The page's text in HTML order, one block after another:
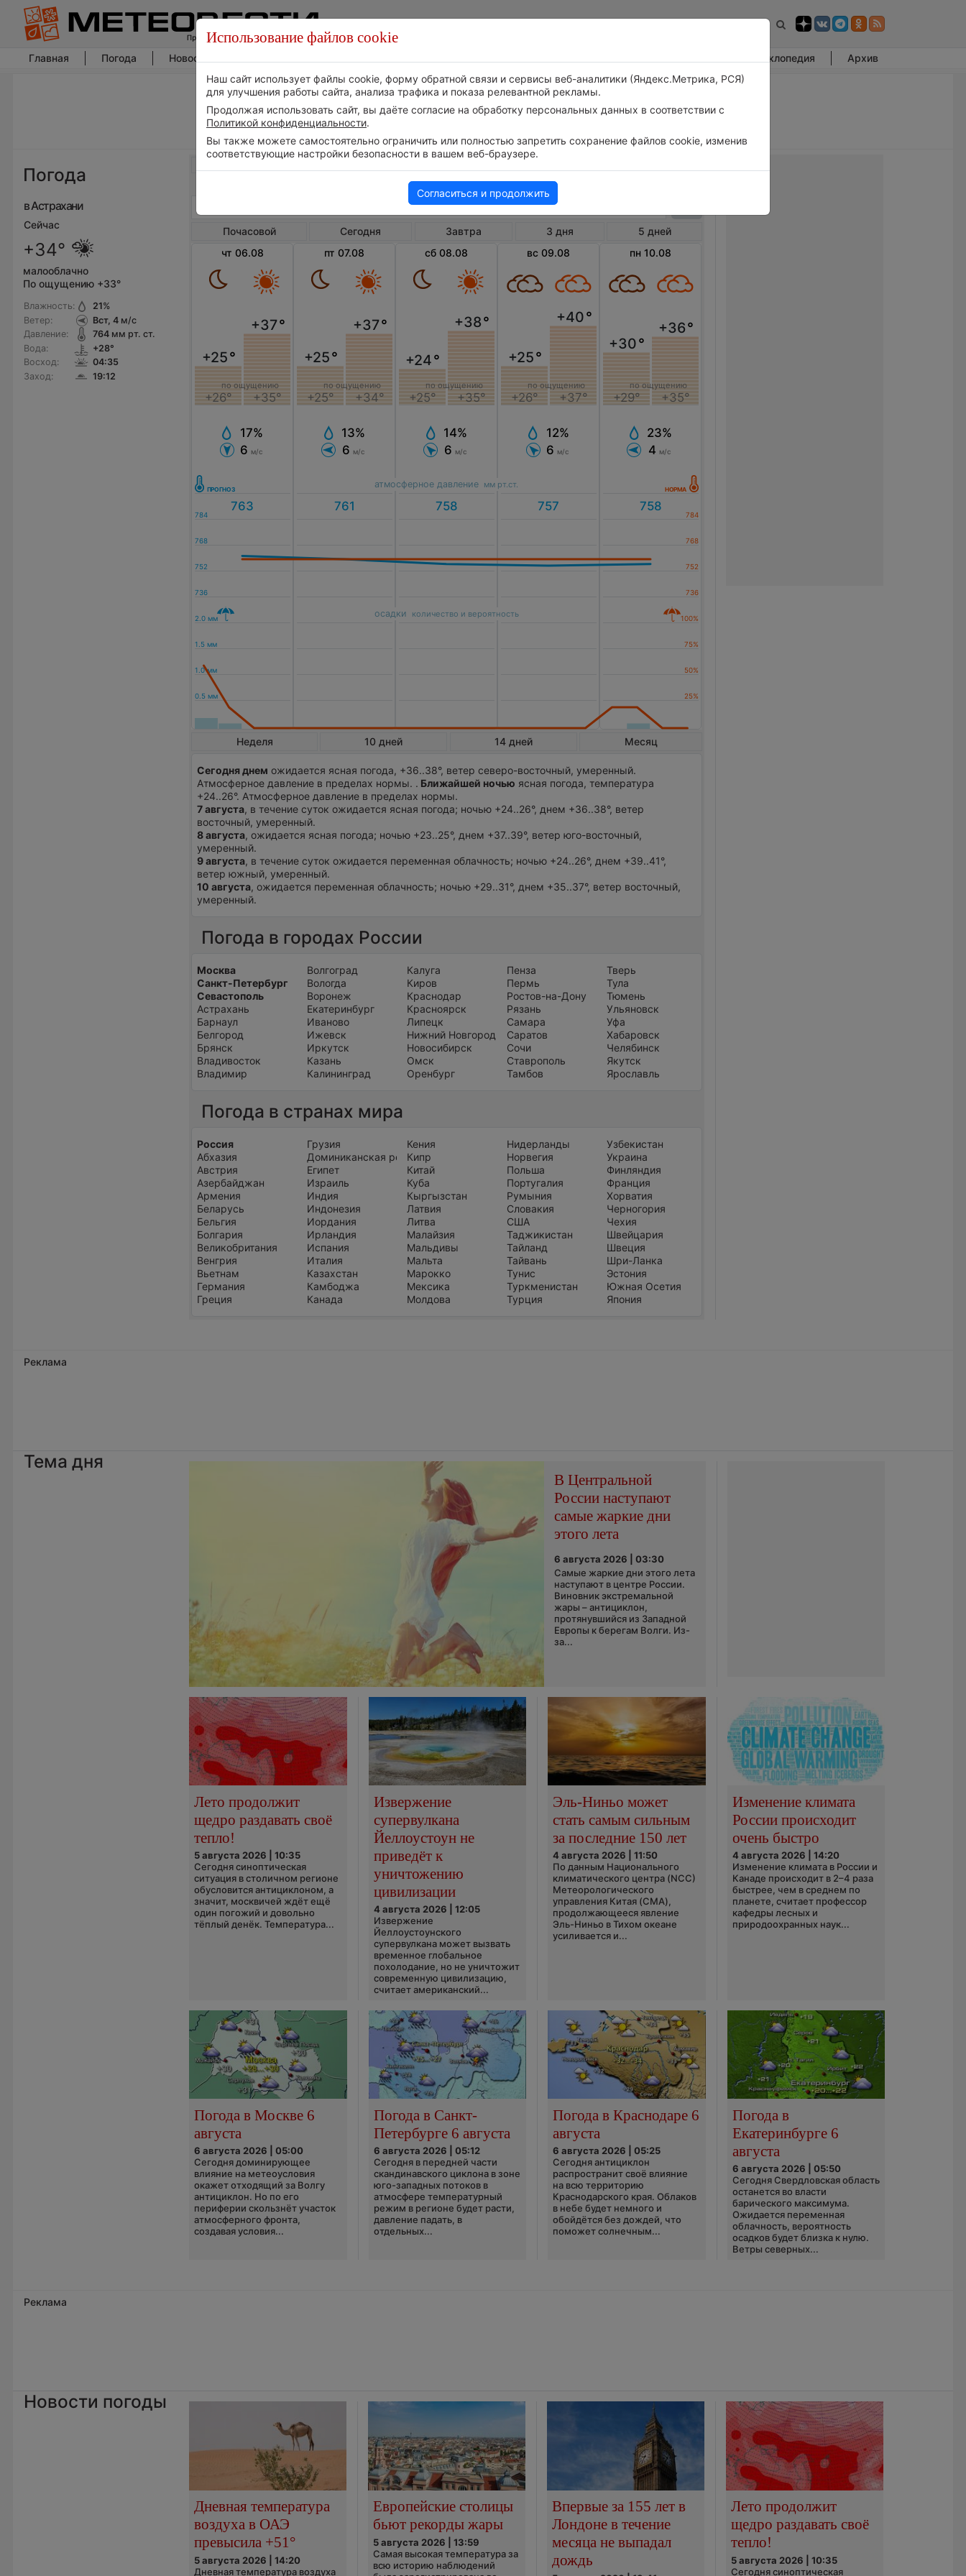
Главная Погода Новости погоды Энциклопедия Архив
Погода
в Астрахани
Сейчас
+34°
малооблачно
По ощущению +33°
Влажность:
Ветер:
Давление:
Вода:
Восход:
Заход:
21%
Вст, 4м/с
764мм рт. ст.
+28°
04:35
19:12
Погода в Астрахани
Почасовой Сегодня Завтра 3 дня
5 дней
чт 06.08
+25°
+26°
+37°
+35°
по ощущению
17%
6 м/с
пт 07.08
+25°
+25°
+37°
+34°
по ощущению
13%
6 м/с
сб 08.08
+24°
+25°
+38°
+35°
по ощущению
14%
6 м/с
вс 09.08
+25°
+26°
+40°
+37°
по ощущению
12%
6 м/с
пн 10.08
+30°
+29°
+36°
+35°
по ощущению
23%
4 м/с
атмосферное давление мм рт.ст.
осадки количество и вероятность
Неделя 10 дней 14 дней Месяц
Сегодня днем ожидается ясная погода, +36..38°, ветер северо-восточный, умеренный.
Атмосферное давление в пределах нормы. . Ближайшей ночью ясная погода, температура
+24..26°. Атмосферное давление в пределах нормы.
7 августа, в течение суток ожидается ясная погода; ночью +24..26°, днем +36..38°, ветер
восточный, умеренный.
8 августа, ожидается ясная погода; ночью +23..25°, днем +37..39°, ветер юго-восточный,
умеренный.
9 августа, в течение суток ожидается переменная облачность; ночью +24..26°, днем +39..41°,
ветер южный, умеренный.
10 августа, ожидается переменная облачность; ночью +29..31°, днем +35..37°, ветер восточный,
умеренный.
Погода в городах России
Москва
Санкт-Петербург
Севастополь
Астрахань
Барнаул
Белгород
Брянск
Владивосток
Владимир
Волгоград
Вологда
Воронеж
Екатеринбург
Иваново
Ижевск
Иркутск
Казань
Калининград
Калуга
Киров
Краснодар
Красноярск
Липецк
Нижний Новгород
Новосибирск
Омск
Оренбург
Пенза
Пермь
Ростов-на-Дону
Рязань
Самара
Саратов
Сочи
Ставрополь
Тамбов
Тверь
Тула
Тюмень
Ульяновск
Уфа
Хабаровск
Челябинск
Якутск
Ярославль
Погода в странах мира
Россия
Абхазия
Австрия
Азербайджан
Армения
Беларусь
Бельгия
Болгария
Великобритания
Венгрия
Вьетнам
Германия
Греция
Грузия
Доминиканская республика
Египет
Израиль
Индия
Индонезия
Иордания
Ирландия
Испания
Италия
Казахстан
Камбоджа
Канада
Кения
Кипр
Китай
Куба
Кыргызстан
Латвия
Литва
Малайзия
Мальдивы
Мальта
Марокко
Мексика
Молдова
Нидерланды
Норвегия
Польша
Португалия
Румыния
Словакия
США
Таджикистан
Тайланд
Тайвань
Тунис
Туркменистан
Турция
Узбекистан
Украина
Финляндия
Франция
Хорватия
Черногория
Чехия
Швейцария
Швеция
Шри-Ланка
Эстония
Южная Осетия
Япония
Реклама
Тема дня
В Центральной
России наступают
самые жаркие дни
этого лета
6 августа 2026 | 03:30
Самые жаркие дни этого лета
наступают в центре России.
Виновник экстремальной
жары – антициклон,
протянувшийся из Западной
Европы к берегам Волги. Из-
за...
Лето продолжит
щедро раздавать своё
тепло!
5 августа 2026 | 10:35
Сегодня синоптическая
ситуация в столичном регионе
обусловится антициклоном, а
значит, москвичей ждёт ещё
один погожий и довольно
тёплый денёк. Температура...
Извержение
супервулкана
Йеллоустоун не
приведёт к
уничтожению
цивилизации
4 августа 2026 | 12:05
Извержение
Йеллоустоунского
супервулкана может вызвать
временное глобальное
похолодание, но не уничтожит
современную цивилизацию,
считает американский...
Эль-Ниньо может
стать самым сильным
за последние 150 лет
4 августа 2026 | 11:50
По данным Национального
климатического центра (NCC)
Метеорологического
управления Китая (CMA),
продолжающееся явление
Эль-Ниньо в Тихом океане
усиливается и...
Изменение климата
России происходит
очень быстро
4 августа 2026 | 14:20
Изменение климата в России и
Канаде происходит в 2–4 раза
быстрее, чем в среднем по
планете, считает профессор
кафедры лесных и
природоохранных наук...
Погода в Москве 6
августа
6 августа 2026 | 05:00
Сегодня доминирующее
влияние на метеоусловия
окажет отходящий за Волгу
антициклон. Но по его
периферии скользнёт участок
атмосферного фронта,
создавая условия...
Погода в Санкт-
Петербурге 6 августа
6 августа 2026 | 05:12
Сегодня в передней части
скандинавского циклона в зоне
юго-западных потоков в
атмосфере температурный
режим в регионе будет расти,
давление падать, в
отдельных...
Погода в Краснодаре 6
августа
6 августа 2026 | 05:25
Сегодня антициклон
распространит своё влияние
на всю территорию
Краснодарского края. Облаков
в небе будет немного и
обойдётся без дождей, что
поможет солнечным...
Погода в
Екатеринбурге 6
августа
6 августа 2026 | 05:50
Сегодня Свердловская область
останется во власти
барического максимума.
Ожидается переменная
облачность, вероятность
осадков будет близка к нулю.
Ветры северных...
Реклама
Новости погоды
Дневная температура
воздуха в ОАЭ
превысила +51°
5 августа 2026 | 14:20
Дневная температура воздуха
Европейские столицы
бьют рекорды жары
5 августа 2026 | 13:59
Самая высокая температура за
всю историю наблюдений
Впервые за 155 лет в
Лондоне в течение
месяца не выпадал
дождь
Лето продолжит
щедро раздавать своё
тепло!
5 августа 2026 | 10:35
Сегодня синоптическая
Использование файлов cookie
Наш сайт использует файлы cookie, форму обратной связи и сервисы веб-аналитики (Яндекс.Метрика, РСЯ)
для улучшения работы сайта, анализа трафика и показа релевантной рекламы.
Продолжая использовать сайт, вы даёте согласие на обработку персональных данных в соответствии с
Политикой конфиденциальности.
Вы также можете самостоятельно ограничить или полностью запретить сохранение файлов cookie, изменив
соответствующие настройки безопасности в вашем веб-браузере.
Согласиться и продолжить